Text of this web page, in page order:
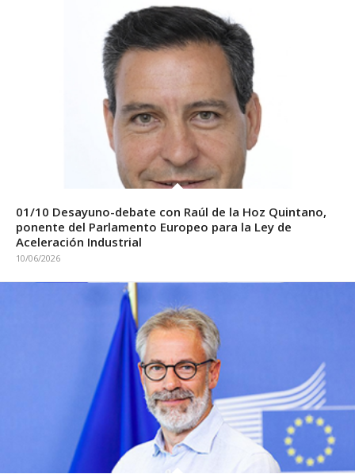
01/10 Desayuno-debate con Raúl de la Hoz Quintano,
ponente del Parlamento Europeo para la Ley de
Aceleración Industrial
10/06/2026